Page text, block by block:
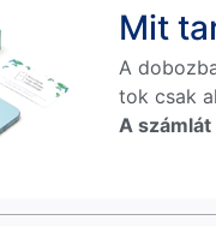
Mit
A
tok csak
A